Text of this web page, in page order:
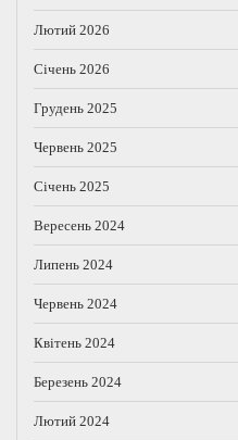
Лютий 2026
Січень 2026
Грудень 2025
Червень 2025
Січень 2025
Вересень 2024
Липень 2024
Червень 2024
Квітень 2024
Березень 2024
Лютий 2024